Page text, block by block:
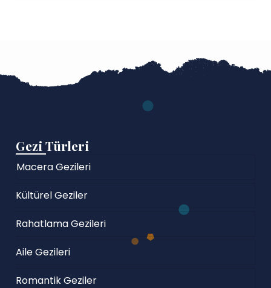
Gezi Türleri
Macera Gezileri
Kültürel Geziler
Rahatlama Gezileri
Aile Gezileri
Romantik Geziler